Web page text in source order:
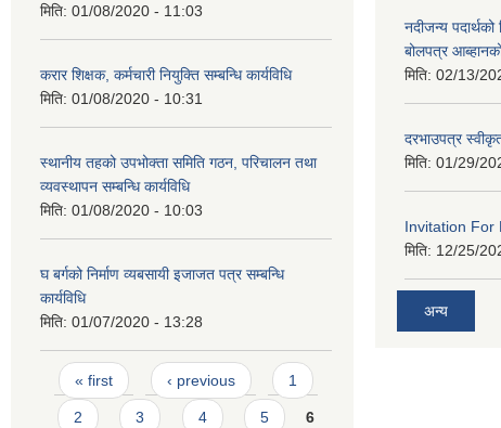
मिति: 01/08/2020 - 11:03
करार शिक्षक, कर्मचारी नियुक्ति सम्बन्धि कार्यविधि
मिति: 01/08/2020 - 10:31
स्थानीय तहको उपभोक्ता समिति गठन, परिचालन तथा
व्यवस्थापन सम्बन्धि कार्यविधि
मिति: 01/08/2020 - 10:03
घ बर्गको निर्माण व्यबसायी इजाजत पत्र सम्बन्धि
कार्यविधि
मिति: 01/07/2020 - 13:28
Pages
« first ‹ previous 1
2 3 4 5 6
नदीजन्य
बोलपत्र
मिति: 02/13/
दरभाउपत्र
मिति: 01/29/
Invitation For
मिति: 12/25/
अन्य